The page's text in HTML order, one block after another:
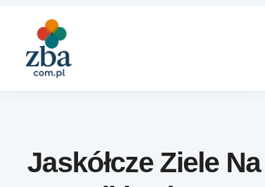
Jaskółcze Ziele Na